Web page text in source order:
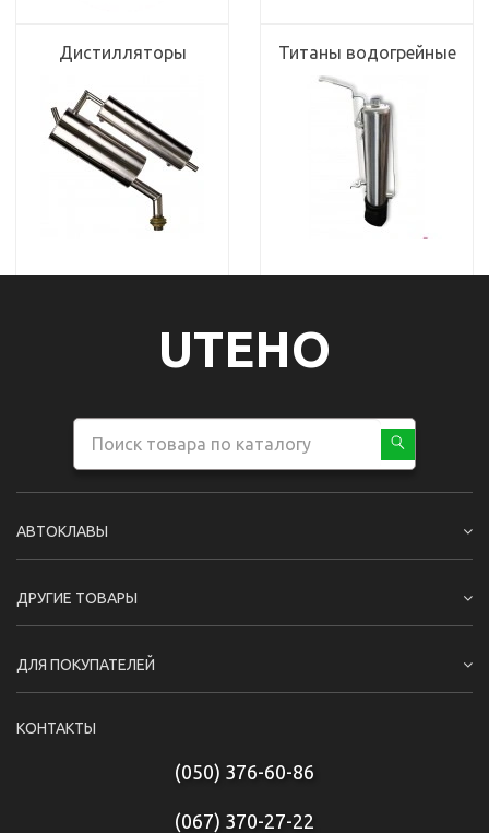
Дистилляторы Титаны водогрейные
UTEHO
АВТОКЛАВЫ
ДРУГИЕ ТОВАРЫ
ДЛЯ ПОКУПАТЕЛЕЙ
КОНТАКТЫ
(050) 376-60-86
(067) 370-27-22